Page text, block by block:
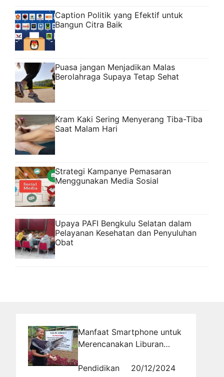
Caption Politik yang Efektif untuk
Bangun Citra Baik
Puasa jangan Menjadikan Malas
Berolahraga Supaya Tetap Sehat
Kram Kaki Sering Menyerang Tiba-Tiba
Saat Malam Hari
Strategi Kampanye Pemasaran
Menggunakan Media Sosial
Upaya PAFI Bengkulu Selatan dalam
Pelayanan Kesehatan dan Penyuluhan
Obat
Manfaat Smartphone untuk
Merencanakan Liburan
Pendidikan
20/12/2024